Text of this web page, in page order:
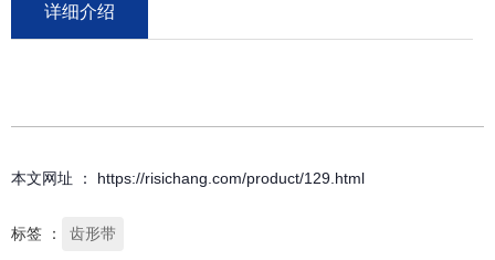
详细介绍
本文网址 ： https://risichang.com/product/129.html
标签 ： 齿形带